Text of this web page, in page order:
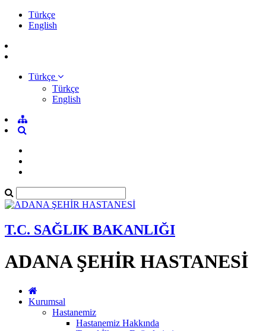
Türkçe
English
Türkçe
Türkçe
English
T.C. SAĞLIK BAKANLIĞI
ADANA ŞEHİR HASTANESİ
Kurumsal
Hastanemiz
Hastanemiz Hakkında